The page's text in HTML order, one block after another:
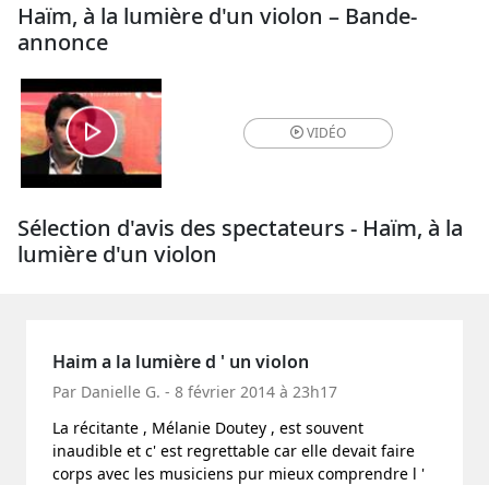
Haïm, à la lumière d'un violon – Bande-
annonce
VIDÉO
Sélection d'avis des spectateurs - Haïm, à la
lumière d'un violon
Haim a la lumière d ' un violon
Par Danielle G. - 8 février 2014 à 23h17
La récitante , Mélanie Doutey , est souvent
inaudible et c' est regrettable car elle devait faire
corps avec les musiciens pur mieux comprendre l '